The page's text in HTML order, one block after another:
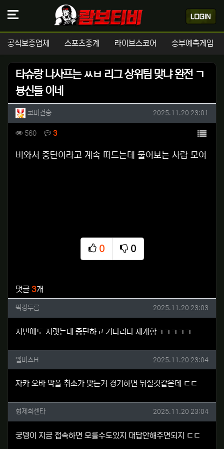
공식보증업체 스포츠중계 라이브스코어 승부예측게임
타슈랑 나사프는 ㅆㅂ 리그 상위팀 맞냐 완전 ㄱ
븅신들 이네
작성자 정보
코비건승작성 작성일
2025.11.20 23:01
컨텐츠 정보
560조회 3댓글 목록
본문
비와서 중단이라고 계속 떠드는데 물어보는 사람 모여
0
추천
0
비추천
댓글 3개
퍽킹두름님의 댓글
퍽킹두름 작성일
2025.11.20 23:03
저번에도 저랫는데 중단하고 기다리다 재개함ㅋㅋㅋㅋㅋ
엘비스H님의 댓글
엘비스H 작성일
2025.11.20 23:04
자카 오바 막폴 취소가 맞는거 경기하면 뒤질것같은데 ㄷㄷ
형제회센타님의 댓글
형제회센타 작성일
2025.11.20 23:04
궁뎅이 지금 접속하면 모를수도있지 대답안해주면되지 ㄷㄷ